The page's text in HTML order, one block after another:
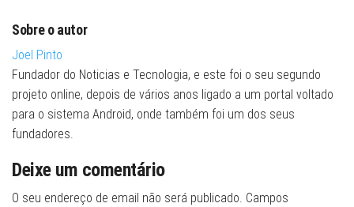
Sobre o autor
Joel Pinto
Fundador do Noticias e Tecnologia, e este foi o seu segundo
projeto online, depois de vários anos ligado a um portal voltado
para o sistema Android, onde também foi um dos seus
fundadores.
Deixe um comentário
O seu endereço de email não será publicado. Campos